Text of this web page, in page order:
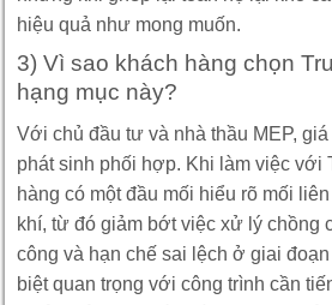
hiệu quả như mong muốn.
3) Vì sao khách hàng chọn
hạng mục này?
Với chủ đầu tư và nhà thầu MEP,
phát sinh phối hợp. Khi làm việc với
hàng có một đầu mối hiểu rõ mối
khí, từ đó giảm bớt việc xử lý chồng
công và hạn chế sai lệch ở giai
biệt quan trọng với công trình cần